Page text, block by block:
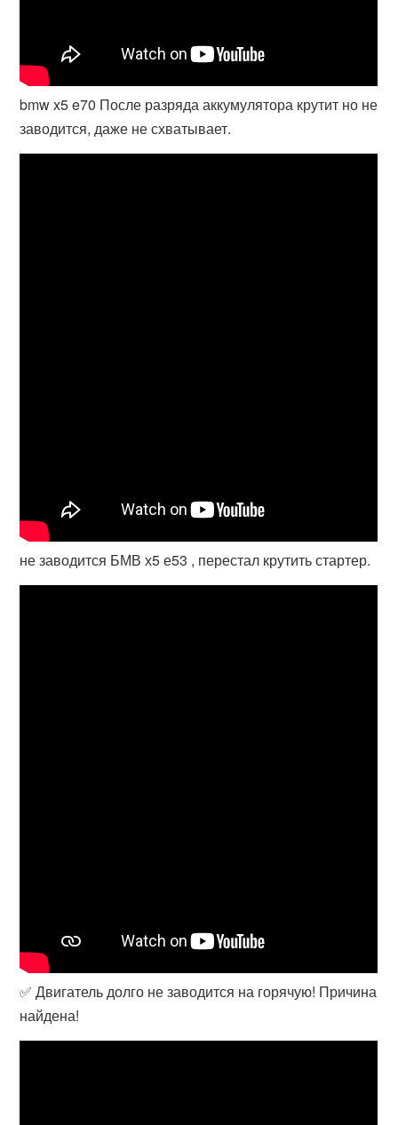
bmw x5 e70 После разряда аккумулятора крутит но не
заводится, даже не схватывает.
не заводится БМВ х5 е53 , перестал крутить стартер.
✅ Двигатель долго не заводится на горячую! Причина
найдена!